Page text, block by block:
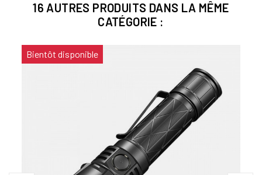
16 AUTRES PRODUITS DANS LA MÊME
CATÉGORIE :
Bientôt disponible